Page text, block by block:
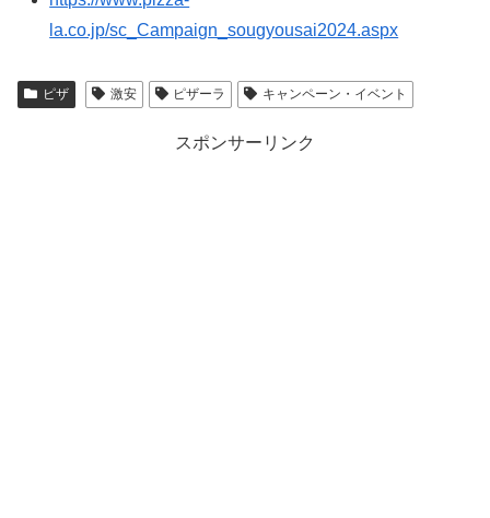
la.co.jp/sc_Campaign_sougyousai2024.aspx
ピザ 激安 ピザーラ キャンペーン・イベント
スポンサーリンク